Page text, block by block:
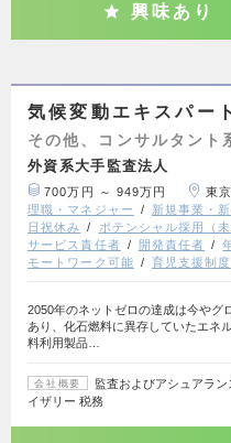
興味あり
気候変動エキスパー
その他、コンサルタント
外資系大手監査法人
700万円 ～ 949万円 東
理職・マネジャー
新規事業・
日祝休み
ポテンシャル採用（未
サービス責任者
開発責任者
モートワーク可能
育児支援制度
2050年のネットゼロの達成は今やグ
あり、化石燃料に異存していたエネ
料利用製品…
会社概要
監査およびアシュアラ
イザリー 税務